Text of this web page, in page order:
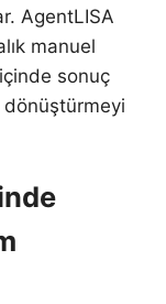
AgentLISA
manuel
sonuç
dönüştürmeyi